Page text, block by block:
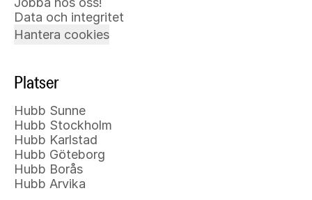
Data och integritet
Hantera cookies
Platser
Hubb Sunne
Hubb Stockholm
Hubb Karlstad
Hubb Göteborg
Hubb Borås
Hubb Arvika